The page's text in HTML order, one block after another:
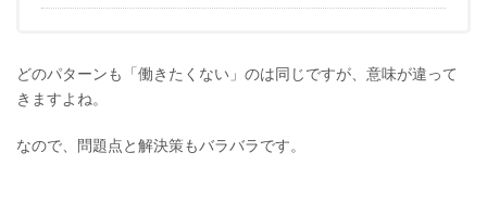
どのパターンも「働きたくない」のは同じですが、意味が違って
きますよね。
なので、問題点と解決策もバラバラです。